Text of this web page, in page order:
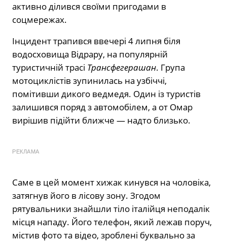
активно ділився своїми пригодами в
соцмережах.
Інцидент трапився ввечері 4 липня біля
водосховища Відрару, на популярній
туристичній трасі Трансфегерашан. Група
мотоциклістів зупинилась на узбіччі,
помітивши дикого ведмедя. Один із туристів
залишився поряд з автомобілем, а от Омар
вирішив підійти ближче — надто близько.
РЕКЛАМА
Саме в цей момент хижак кинувся на чоловіка,
затягнув його в лісову зону. Згодом
рятувальники знайшли тіло італійця неподалік
місця нападу. Його телефон, який лежав поруч,
містив фото та відео, зроблені буквально за